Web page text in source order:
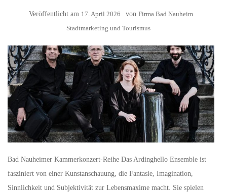
Veröffentlicht am 17. April 2026 von Firma Bad Nauheim
Stadtmarketing und Tourismus
Bad Nauheimer Kammerkonzert-Reihe Das Ardinghello Ensemble ist
fasziniert von einer Kunstanschauung, die Fantasie, Imagination,
Sinnlichkeit und Subjektivität zur Lebensmaxime macht. Sie spielen